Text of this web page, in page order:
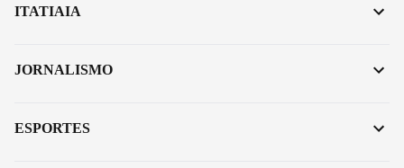
ITATIAIA
JORNALISMO
ESPORTES